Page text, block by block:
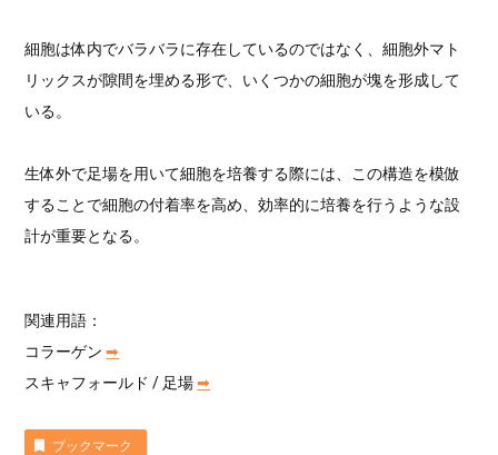
細胞は体内でバラバラに存在しているのではなく、細胞外マト
リックスが隙間を埋める形で、いくつかの細胞が塊を形成して
いる。
生体外で足場を用いて細胞を培養する際には、この構造を模倣
することで細胞の付着率を高め、効率的に培養を行うような設
計が重要となる。
関連用語：
コラーゲン➡︎
スキャフォールド / 足場➡︎
ブックマーク